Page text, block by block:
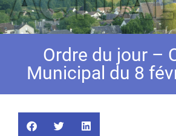
Ordre du jour –
Municipal du 8